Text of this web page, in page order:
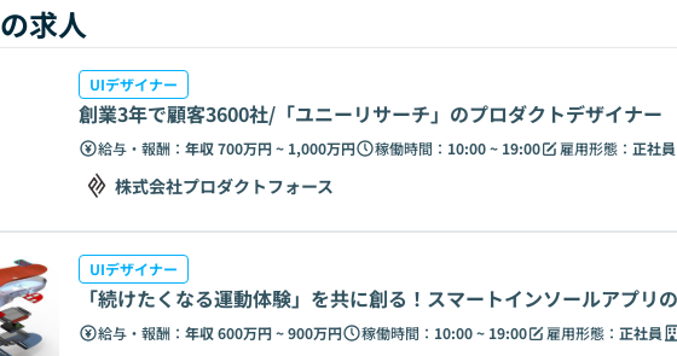
求人
UIデザイナー
創業3年で顧客3600社/「ユニーリサーチ」のプロダクトデザイナー
給与・報酬： 年収 700万円 ~ 1,000万円 稼働時間： 10:00 ~ 19:00 雇用形態： 正社員
株式会社プロダクトフォース
UIデザイナー
「続けたくなる運動体験」を共に創る！スマートインソールアプリ
給与・報酬： 年収 600万円 ~ 900万円 稼働時間： 10:00 ~ 19:00 雇用形態： 正社員